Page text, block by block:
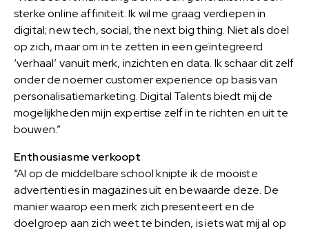
sterke online affiniteit. Ik wil me graag verdiepen in
digital; new tech, social, the next big thing. Niet als doel
op zich, maar om in te zetten in een geïntegreerd
‘verhaal’ vanuit merk, inzichten en data. Ik schaar dit zelf
onder de noemer customer experience op basis van
personalisatiemarketing. Digital Talents biedt mij de
mogelijkheden mijn expertise zelf in te richten en uit te
bouwen.”
Enthousiasme verkoopt
“Al op de middelbare school knipte ik de mooiste
advertenties in magazines uit en bewaarde deze. De
manier waarop een merk zich presenteert en de
doelgroep aan zich weet te binden, is iets wat mij al op